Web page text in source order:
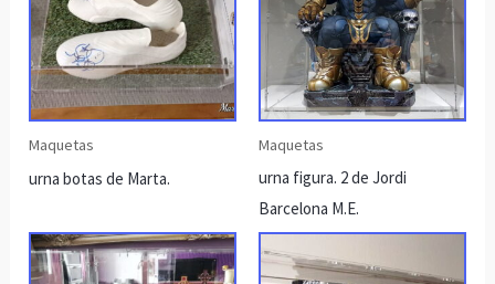
Maquetas
urna botas de Marta.
Maquetas
urna figura. 2 de Jordi
Barcelona M.E.